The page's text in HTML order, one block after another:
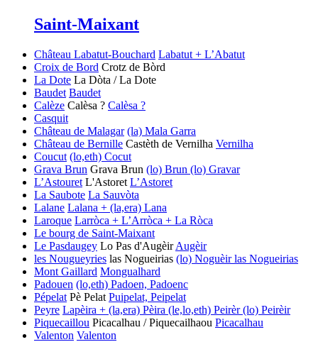
Saint-Maixant
Château Labatut-Bouchard Labatut + L’Abatut
Croix de Bord Crotz de Bòrd
La Dote La Dòta / La Dote
Baudet Baudet
Calèze Calèsa ? Calèsa ?
Casquit
Château de Malagar (la) Mala Garra
Château de Bernille Castèth de Vernilha Vernilha
Coucut (lo,eth) Cocut
Grava Brun Grava Brun (lo) Brun (lo) Gravar
L’Astouret L'Astoret L’Astoret
La Saubote La Sauvòta
Lalane Lalana + (la,era) Lana
Laroque Larròca + L’Arròca + La Ròca
Le bourg de Saint-Maixant
Le Pasdaugey Lo Pas d'AugèirAugèir
les Nougueyries las Nogueirias (lo) Noguèir las Nogueirias
Mont Gaillard Mongualhard
Padouen (lo,eth) Padoen, Padoenc
Pépelat Pè Pelat Puipelat, Peipelat
Peyre Lapèira + (la,era) Pèira (le,lo,eth) Peirèr (lo) Peirèir
Piquecaillou Picacalhau / Piquecailhaou Picacalhau
Valenton Valenton